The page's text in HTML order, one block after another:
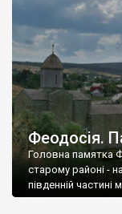
Феодосія.
Головна памятка
старому районі -
південній частині